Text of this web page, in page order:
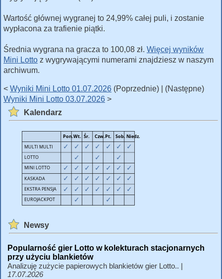
Wartość głównej wygranej to 24,99% całej puli, i zostanie
wypłacona za trafienie piątki.
Średnia wygrana na gracza to 100,08 zł. Więcej wyników
Mini Lotto z wygrywającymi numerami znajdziesz w naszym
archiwum.
< Wyniki Mini Lotto 01.07.2026 (Poprzednie) | (Następne)
Wyniki Mini Lotto 03.07.2026 >
Kalendarz
Newsy
Popularność gier Lotto w kolekturach stacjonarnych
przy użyciu blankietów
Analizuję zużycie papierowych blankietów gier Lotto.. |
17.07.2026